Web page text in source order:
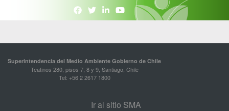
Superintendencia del Medio Ambiente Gobierno de Chile
Teatinos 280, pisos 7, 8 y 9, Santiago, Chile
Tel: +56 2 2617 1800
Ir al sitio SMA